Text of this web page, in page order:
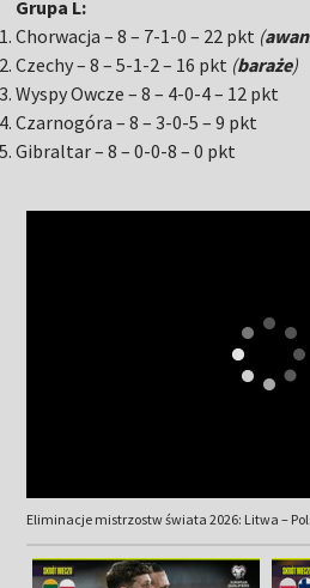
Grupa L:
Chorwacja – 8 – 7-1-0 – 22 pkt (
Czechy – 8 – 5-1-2 – 16 pkt (baraże)
Wyspy Owcze – 8 – 4-0-4 – 12 pkt
Czarnogóra – 8 – 3-0-5 – 9 pkt
Gibraltar – 8 – 0-0-8 – 0 pkt
Eliminacje mistrzostw świata 2026: Litwa –